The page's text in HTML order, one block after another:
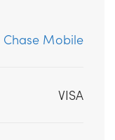
Chase Mobile
VISA